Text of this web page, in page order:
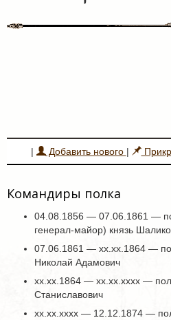
| Добавить нового |
Командиры полка
04.08.1856 — 07.06.1861 —
генерал-майор) князь
07.06.1861 — хх.хх.1864 —
Николай Адамович
хх.хх.1864 — хх.хх.хххх —
Станиславович
хх.хх.хххх — 12.12.1874 —